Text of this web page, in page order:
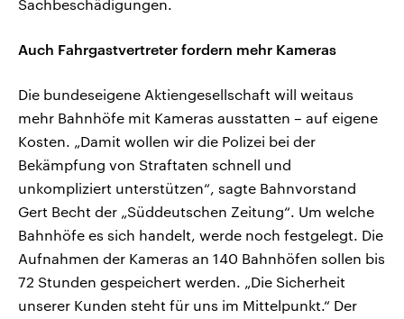
Sachbeschädigungen.
Auch Fahrgastvertreter fordern mehr Kameras
Die bundeseigene Aktiengesellschaft will weitaus
mehr Bahnhöfe mit Kameras ausstatten – auf eigene
Kosten. „Damit wollen wir die Polizei bei der
Bekämpfung von Straftaten schnell und
unkompliziert unterstützen“, sagte Bahnvorstand
Gert Becht der „Süddeutschen Zeitung“. Um welche
Bahnhöfe es sich handelt, werde noch festgelegt. Die
Aufnahmen der Kameras an 140 Bahnhöfen sollen bis
72 Stunden gespeichert werden. „Die Sicherheit
unserer Kunden steht für uns im Mittelpunkt.“ Der